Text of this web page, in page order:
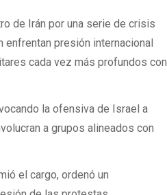
de Irán por una serie de crisis
presión internacional
cada vez más profundos con
la ofensiva de Israel a
a grupos alineados con
el cargo, ordenó un